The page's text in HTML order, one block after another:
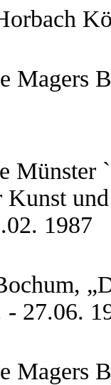
Magers
Münster
Kunst
1987
- 27.06.
Magers